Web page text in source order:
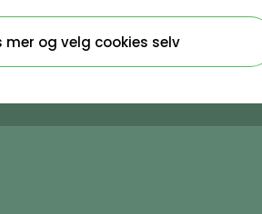
mer og velg cookies selv
884130182